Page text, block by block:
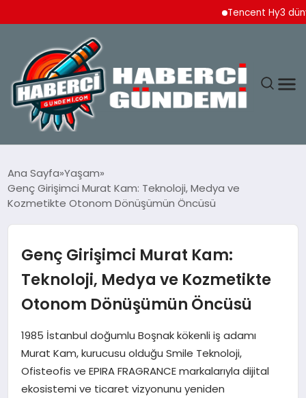
Tencent Hy3 dünya
YAŞAM
EKONOMI
DÜNYA
MAGAZIN
EĞITIM
Ana Sayfa Yaşam
Genç Girişimci Murat Kam: Teknoloji, Medya ve
Kozmetikte Otonom Dönüşümün Öncüsü
Genç Girişimci Murat Kam:
Teknoloji, Medya ve Kozmetikte
Otonom Dönüşümün Öncüsü
1985 İstanbul doğumlu Boşnak kökenli iş adamı
Murat Kam, kurucusu olduğu Smile Teknoloji,
Ofisteofis ve EPIRA FRAGRANCE markalarıyla dijital
ekosistemi ve ticaret vizyonunu yeniden